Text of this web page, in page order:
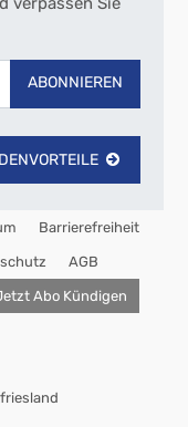
ABONNIEREN
Barrierefreiheit
AGB
Abo Kündigen